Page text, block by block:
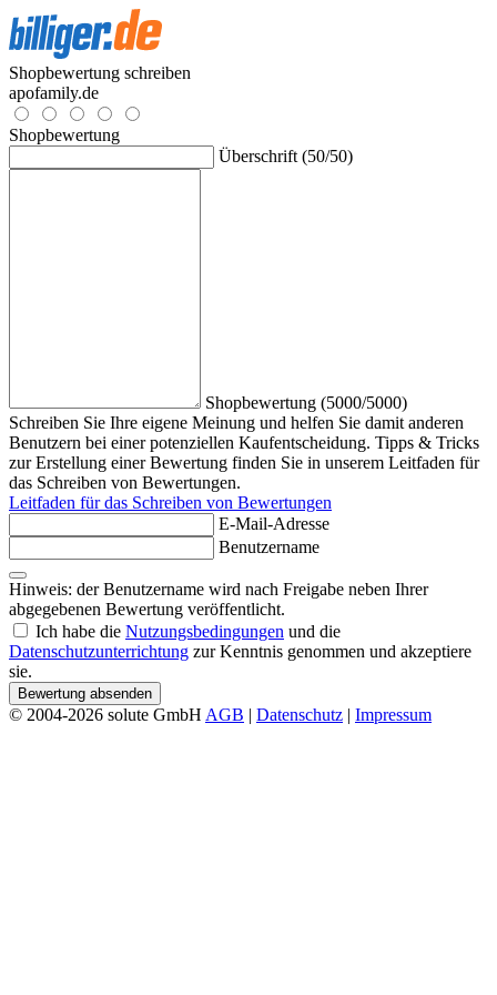
Shopbewertung schreiben
apofamily.de
Shopbewertung
Überschrift (50/50)
Shopbewertung (5000/5000)
Schreiben Sie Ihre eigene Meinung und helfen Sie damit anderen
Benutzern bei einer potenziellen Kaufentscheidung. Tipps & Tricks
zur Erstellung einer Bewertung finden Sie in unserem Leitfaden für
das Schreiben von Bewertungen.
Leitfaden für das Schreiben von Bewertungen
E-Mail-Adresse
Benutzername
Hinweis: der Benutzername wird nach Freigabe neben Ihrer
abgegebenen Bewertung veröffentlicht.
Ich habe die Nutzungsbedingungen und die
Datenschutzunterrichtung zur Kenntnis genommen und akzeptiere
sie.
Bewertung absenden
© 2004-2026 solute GmbH AGB | Datenschutz | Impressum